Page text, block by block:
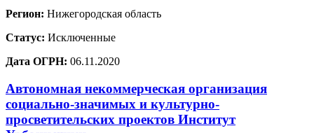
Регион: Нижегородская область
Статус: Исключенные
Дата ОГРН: 06.11.2020
Автономная некоммерческая организация
социально-значимых и культурно-
просветительских проектов Институт